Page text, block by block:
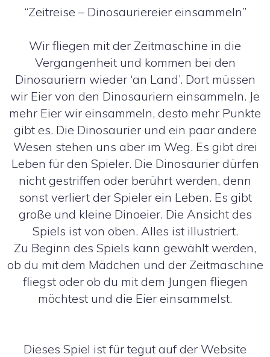
“Zeitreise – Dinosauriereier einsammeln”
Wir fliegen mit der Zeitmaschine in die
Vergangenheit und kommen bei den
Dinosauriern wieder ‘an Land’. Dort müssen
wir Eier von den Dinosauriern einsammeln. Je
mehr Eier wir einsammeln, desto mehr Punkte
gibt es. Die Dinosaurier und ein paar andere
Wesen stehen uns aber im Weg. Es gibt drei
Leben für den Spieler. Die Dinosaurier dürfen
nicht gestriffen oder berührt werden, denn
sonst verliert der Spieler ein Leben. Es gibt
große und kleine Dinoeier. Die Ansicht des
Spiels ist von oben. Alles ist illustriert.
Zu Beginn des Spiels kann gewählt werden,
ob du mit dem Mädchen und der Zeitmaschine
fliegst oder ob du mit dem Jungen fliegen
möchtest und die Eier einsammelst.
Dieses Spiel ist für tegut auf der Website